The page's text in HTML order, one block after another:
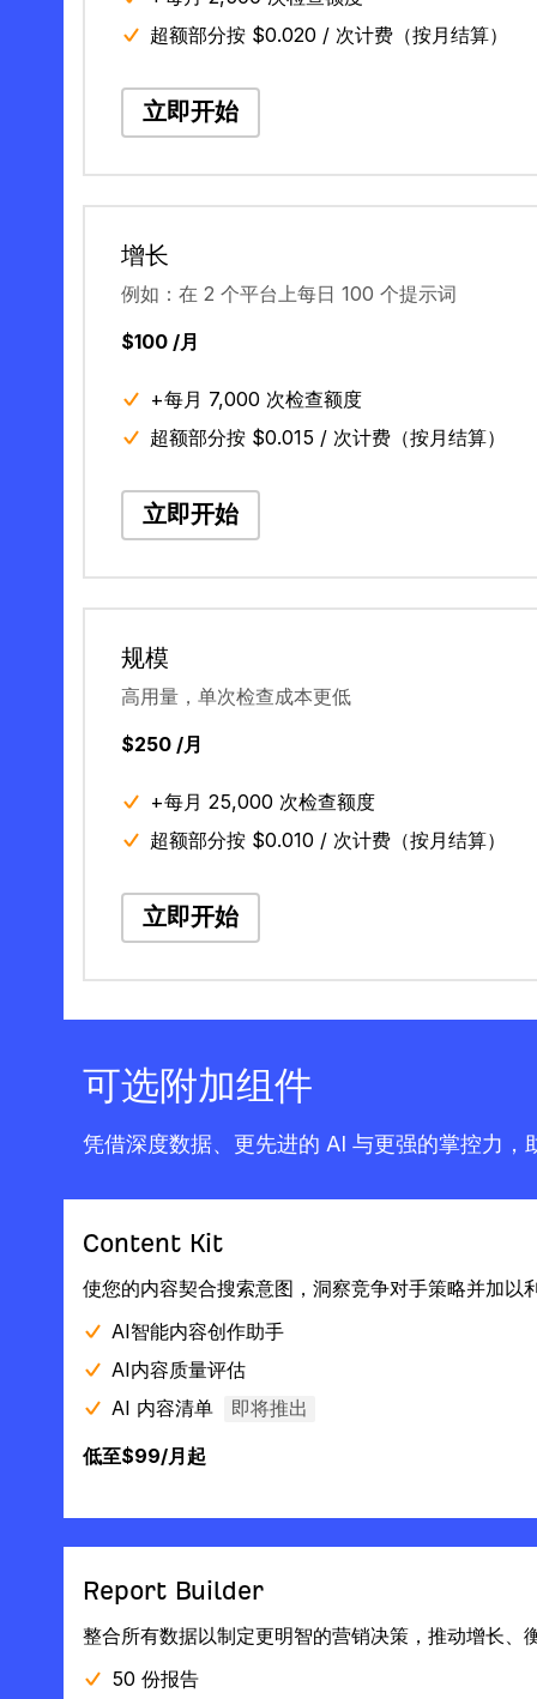
超额部分按 $0.020 / 次计费（按月结算）
立即开始
增长
例如：在 2 个平台上每日 100 个提示词
$100 /月
+每月 7,000 次检查额度
超额部分按 $0.015 / 次计费（按月结算）
立即开始
规模
高用量，单次检查成本更低
$250 /月
+每月 25,000 次检查额度
超额部分按 $0.010 / 次计费（按月结算）
立即开始
可选附加组件
凭借深度数据、更先进的 AI 与更强的掌控力，
Content Kit
使您的内容契合搜索意图，洞察竞争对手策略并加以
AI智能内容创作助手
AI内容质量评估‌
AI 内容清单
即将推出
低至$99/月起
Report Builder
整合所有数据以制定更明智的营销决策，推动增长、
50 份报告